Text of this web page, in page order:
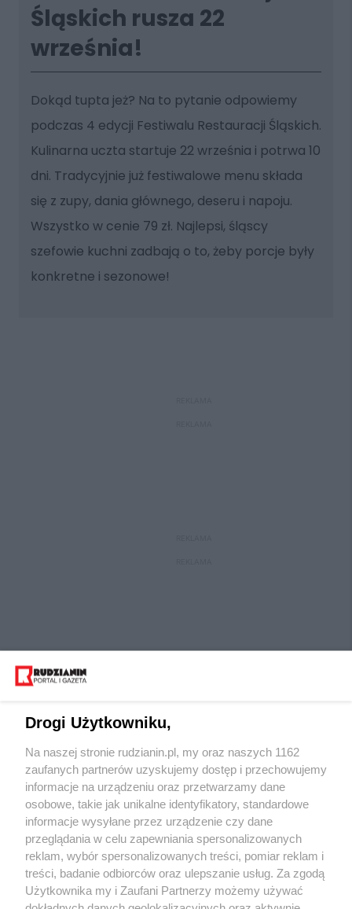
Śląskich rusza 22
września!
Dokąd tupta jeż? Na to pytanie odpowiemy
podczas 4 edycji Festiwalu Restauracji Śląskich.
Kulinarna uczta startuje 22 września i potrwa 10
dni. Tradycyjnie już festiwalowe menu składa
się z zupy, dania głównego, deseru i napoju.
Wszystko w cenie 79 zł. Najlepsi, śląscy
szefowie kuchni zadbają o to, żeby porcje były
konkretne i sezonowe!
Wydawca mediów lokalnych
Nie zapomnij
zapoznać się z:
polityką prywatności regulamin korzystania z portali
Twojemiasto Skontaktuj sięz nami
Drogi Użytkowniku,
Na naszej stronie rudzianin.pl, my oraz naszych 1162
zaufanych partnerów uzyskujemy dostęp i przechowujemy
informacje na urządzeniu oraz przetwarzamy dane
osobowe, takie jak unikalne identyfikatory, standardowe
informacje wysyłane przez urządzenie czy dane
przeglądania w celu zapewniania spersonalizowanych
reklam, wybór spersonalizowanych treści, pomiar reklam i
treści, badanie odbiorców oraz ulepszanie usług. Za zgodą
Użytkownika my i Zaufani Partnerzy możemy używać